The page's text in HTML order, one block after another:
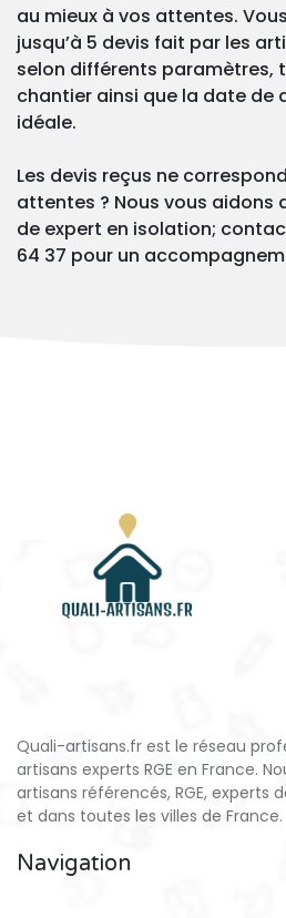
au mieux à vos attentes.
jusqu’à 5 devis fait par les
selon différents paramètres,
chantier ainsi que la date de
idéale.
Les devis reçus ne
attentes ? Nous vous aidons
de expert en isolation;
64 37 pour un
Quali-artisans.fr est le réseau
artisans experts RGE en France.
artisans référencés, RGE, experts
et dans toutes les villes de France.
Navigation